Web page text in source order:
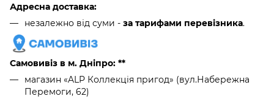
Адресна доставка:
незалежно від суми - за тарифами перевізника.
Самовивіз в м. Дніпро: **
магазин «ALP Коллекція пригод» (вул.Набережна
Перемоги, 62)